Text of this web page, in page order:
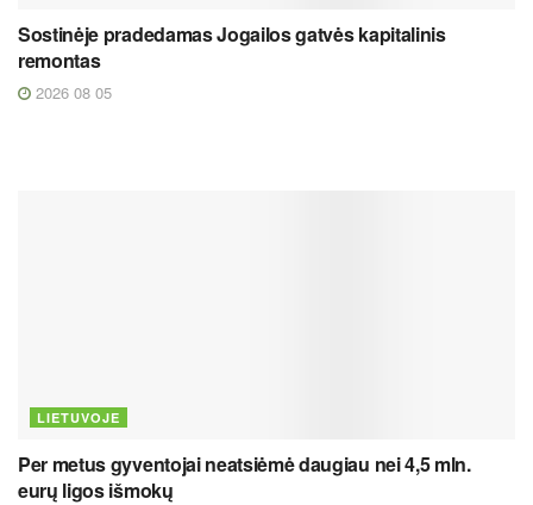
Sostinėje pradedamas Jogailos gatvės kapitalinis
remontas
2026 08 05
LIETUVOJE
Per metus gyventojai neatsiėmė daugiau nei 4,5 mln.
eurų ligos išmokų